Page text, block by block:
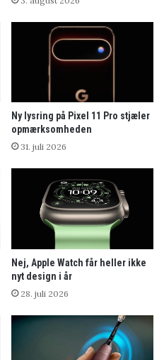
Ny lysring på Pixel 11 Pro stjæler
opmærksomheden
31. juli 2026
Nej, Apple Watch får heller ikke
nyt design i år
28. juli 2026